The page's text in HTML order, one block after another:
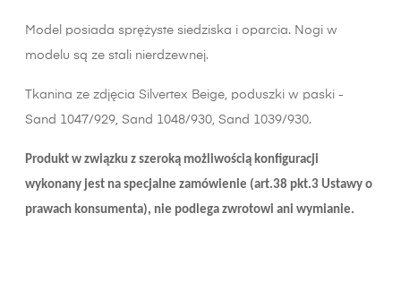
Model posiada sprężyste siedziska i oparcia. Nogi w
modelu są ze stali nierdzewnej.
Tkanina ze zdjęcia Silvertex Beige, poduszki w paski -
Sand 1047/929, Sand 1048/930, Sand 1039/930.
Produkt w związku z szeroką możliwością konfiguracji
wykonany jest na specjalne zamówienie (art.38 pkt.3 Ustawy o
prawach konsumenta), nie podlega zwrotowi ani wymianie.